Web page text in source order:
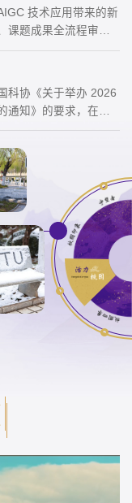
技术应用带来的新
课题成果全流程审核
科协《关于举办 2026
知》的要求，在本